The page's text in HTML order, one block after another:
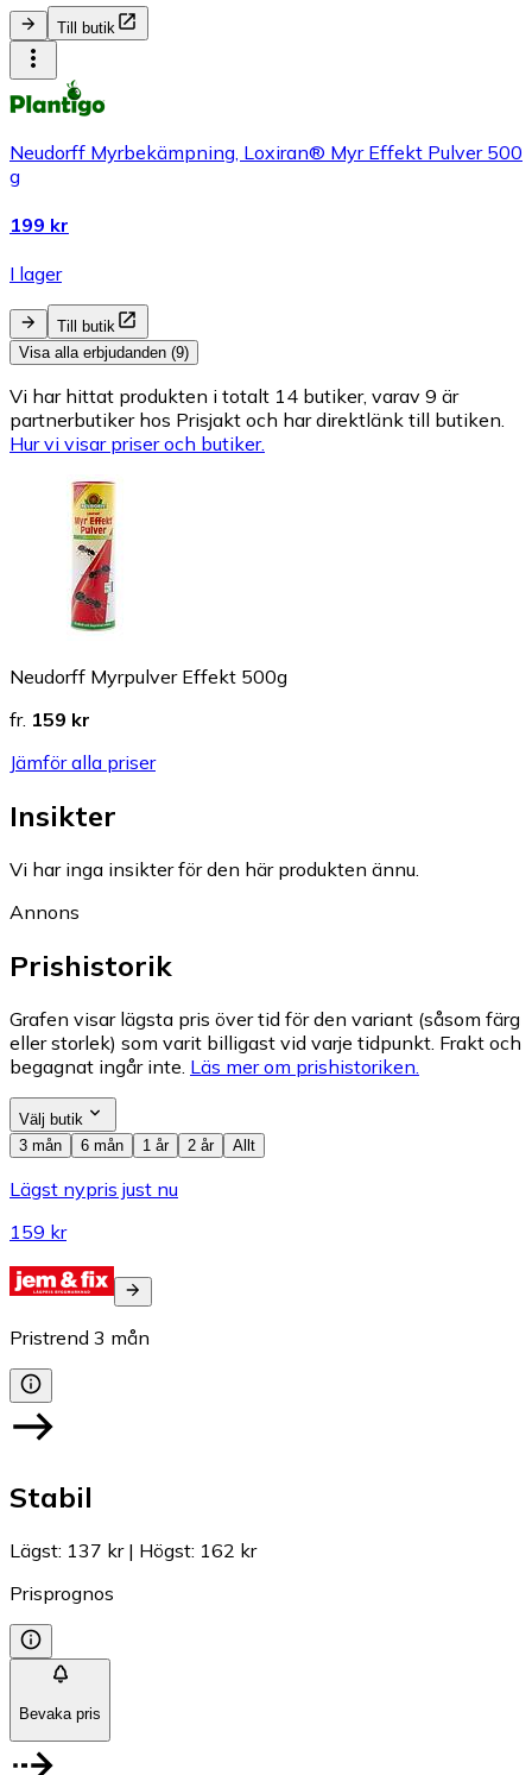
Till butik
Neudorff Myrbekämpning, Loxiran® Myr Effekt Pulver 500
g
199 kr
I lager
Till butik
Visa alla erbjudanden (9)
Vi har hittat produkten i totalt 14 butiker, varav 9 är
partnerbutiker hos Prisjakt och har direktlänk till butiken.
Hur vi visar priser och butiker.
Neudorff Myrpulver Effekt 500g
fr. 159 kr
Jämför alla priser
Insikter
Vi har inga insikter för den här produkten ännu.
Annons
Prishistorik
Grafen visar lägsta pris över tid för den variant (såsom färg
eller storlek) som varit billigast vid varje tidpunkt. Frakt och
begagnat ingår inte. Läs mer om prishistoriken.
Välj butik
3 mån
6 mån 1 år 2 år Allt
Lägst nypris just nu
159 kr
Pristrend 3 mån
Stabil
Lägst: 137 kr| Högst: 162 kr
Prisprognos
Bevaka pris